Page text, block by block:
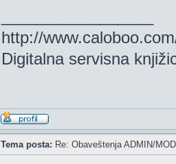
http://
Digitalna servisna
Tema posta: Re: Obaveštenja ADMIN/